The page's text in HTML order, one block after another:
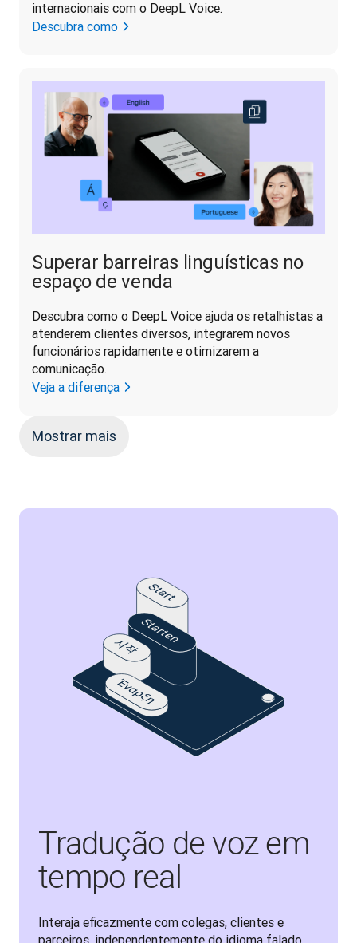
internacionais com o DeepL Voice.
Descubra como
Superar barreiras linguísticas no
espaço de venda
Descubra como o DeepL Voice ajuda os retalhistas a
atenderem clientes diversos, integrarem novos
funcionários rapidamente e otimizarem a
comunicação.
Veja a diferença
Mostrar mais
Tradução de voz em
tempo real
Interaja eficazmente com colegas, clientes e